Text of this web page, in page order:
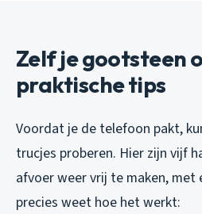
Zelf je gootsteen
praktische tips
Voordat je de telefoon pakt,
trucjes proberen. Hier zijn vijf
afvoer weer vrij te maken,
precies weet hoe het werkt: